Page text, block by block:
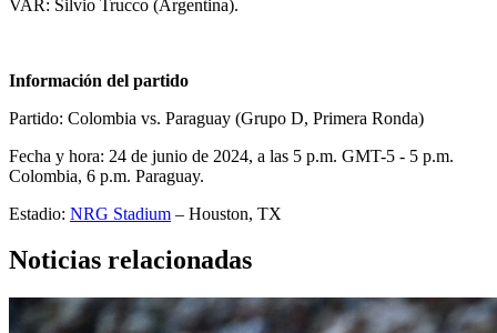
VAR: Silvio Trucco (Argentina).
Información del partido
Partido: Colombia vs. Paraguay (Grupo D, Primera Ronda)
Fecha y hora: 24 de junio de 2024, a las 5 p.m. GMT-5 - 5 p.m.
Colombia, 6 p.m. Paraguay.
Estadio: NRG Stadium – Houston, TX
Noticias relacionadas